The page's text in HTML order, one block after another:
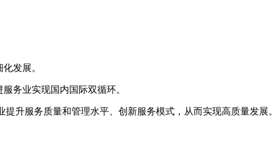
发展。
务业实现国内国际双循环。
升服务质量和管理水平、创新服务模式，从而实现高质量发展。